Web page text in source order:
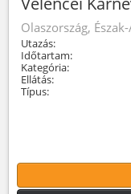
Olaszország,
Utazás:
Időtartam:
Kategória:
Ellátás:
Típus: